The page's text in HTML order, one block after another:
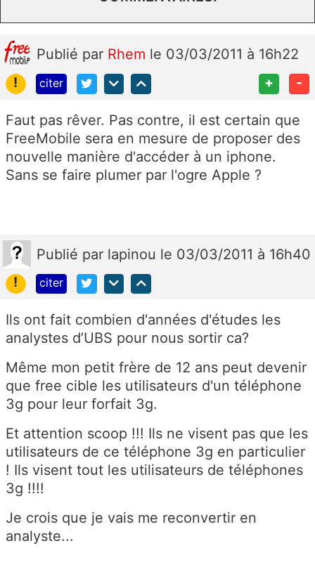
Publié par Rhem le 03/03/2011 à 16h22
!
citer + -
Faut pas rêver. Pas contre, il est certain que
FreeMobile sera en mesure de proposer des
nouvelle manière d'accéder à un iphone.
Sans se faire plumer par l'ogre Apple ?
Publié par lapinou le 03/03/2011 à 16h40
!
citer
Ils ont fait combien d'années d'études les
analystes d’UBS pour nous sortir ca?
Même mon petit frère de 12 ans peut devenir
que free cible les utilisateurs d'un téléphone
3g pour leur forfait 3g.
Et attention scoop !!! Ils ne visent pas que les
utilisateurs de ce téléphone 3g en particulier
! Ils visent tout les utilisateurs de téléphones
3g !!!!
Je crois que je vais me reconvertir en
analyste...